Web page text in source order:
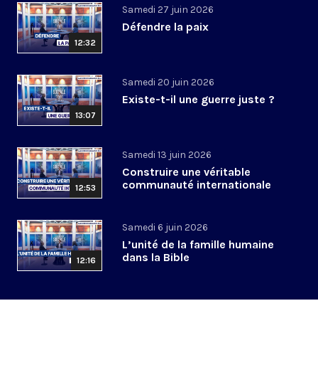
12:32
Samedi 27 juin 2026
Défendre la paix
13:07
Samedi 20 juin 2026
Existe-t-il une guerre juste ?
12:53
Samedi 13 juin 2026
Construire une véritable
communauté internationale
12:16
Samedi 6 juin 2026
L’unité de la famille humaine
dans la Bible